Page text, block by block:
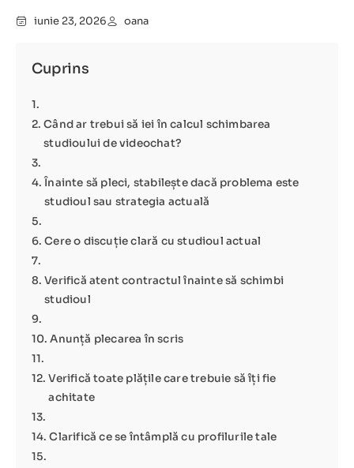
iunie 23, 2026 oana
Cuprins
Când ar trebui să iei în calcul schimbarea
studioului de videochat?
Înainte să pleci, stabilește dacă problema este
studioul sau strategia actuală
Cere o discuție clară cu studioul actual
Verifică atent contractul înainte să schimbi
studioul
Anunță plecarea în scris
Verifică toate plățile care trebuie să îți fie
achitate
Clarifică ce se întâmplă cu profilurile tale